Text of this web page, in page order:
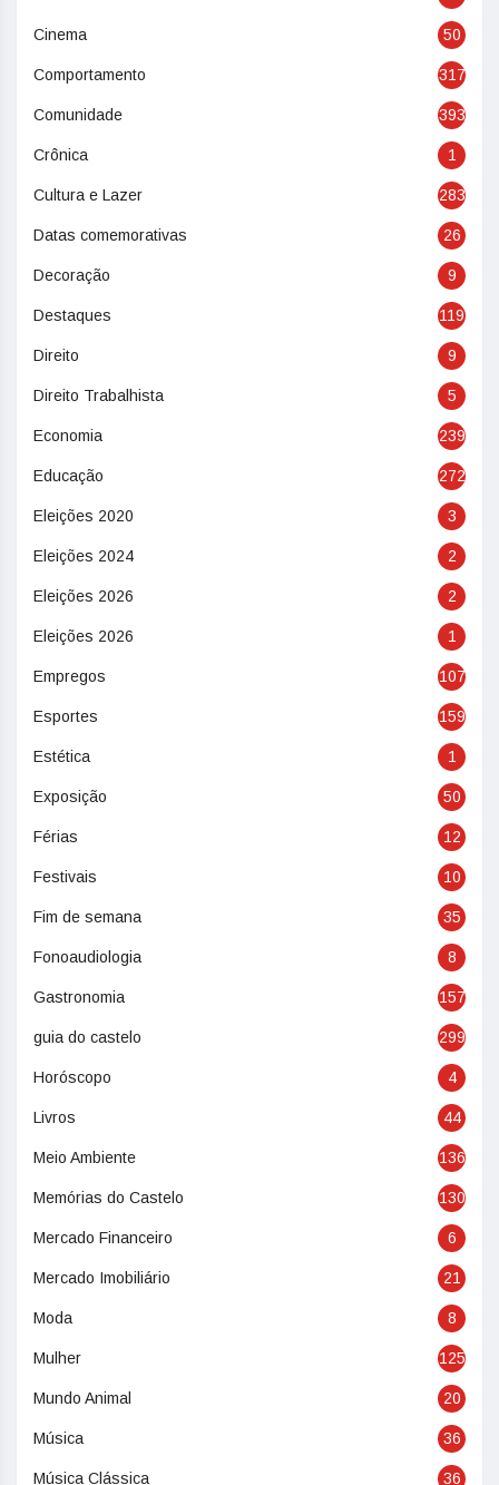
Cinema 50
Comportamento 317
Comunidade 393
Crônica 1
Cultura e Lazer 283
Datas comemorativas 26
Decoração 9
Destaques 119
Direito 9
Direito Trabalhista 5
Economia 239
Educação 272
Eleições 2020 3
Eleições 2024 2
Eleições 2026 2
Eleições 2026 1
Empregos 107
Esportes 159
Estética 1
Exposição 50
Férias 12
Festivais 10
Fim de semana 35
Fonoaudiologia 8
Gastronomia 157
guia do castelo 299
Horóscopo 4
Livros 44
Meio Ambiente 136
Memórias do Castelo 130
Mercado Financeiro 6
Mercado Imobiliário 21
Moda 8
Mulher 125
Mundo Animal 20
Música 36
Música Clássica 36